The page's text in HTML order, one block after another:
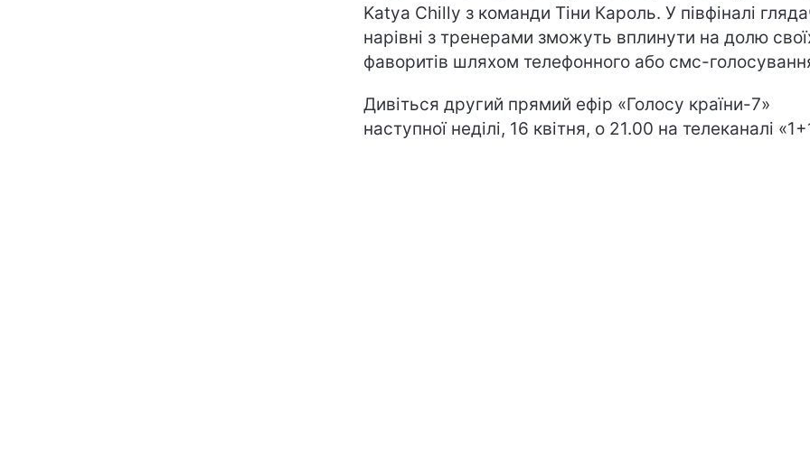
Katya Chilly з команди Тіни Кароль. У півфіналі
нарівні з тренерами зможуть вплинути на долю
фаворитів шляхом телефонного або смс-
Дивіться другий прямий ефір «Голосу країни-7»
наступної неділі, 16 квітня, о 21.00 на телеканалі